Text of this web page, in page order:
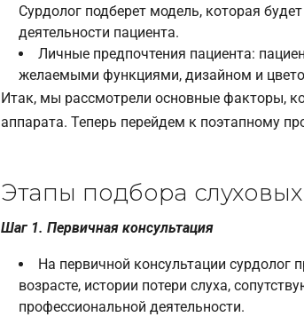
Сурдолог подберет модель, которая
деятельности пациента.
Личные предпочтения пациента:
желаемыми функциями, дизайном и
Итак, мы рассмотрели основные факторы,
аппарата. Теперь перейдем к поэтапному
Этапы подбора
Шаг 1. Первичная консультация
На первичной консультации
возрасте, истории потери слуха,
профессиональной деятельности.